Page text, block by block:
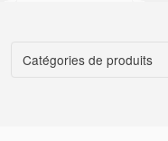
Catégories de produits